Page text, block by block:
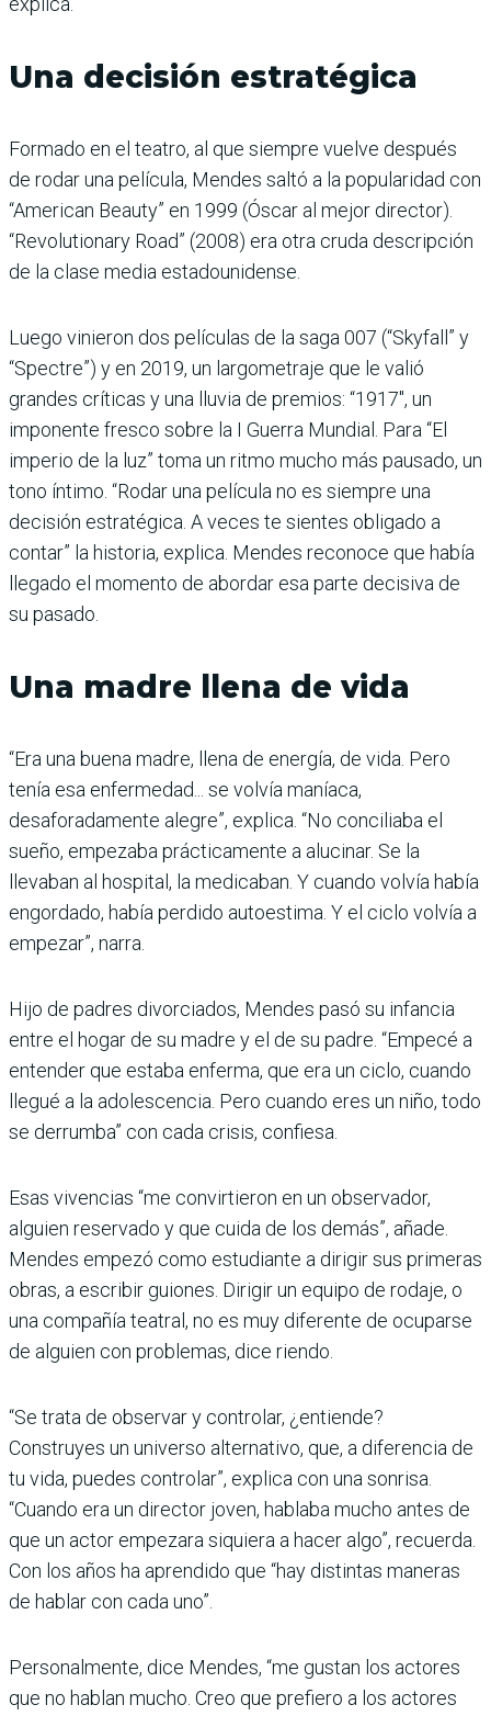
Una decisión estratégica
Formado en el teatro, al que siempre vuelve después
de rodar una película, Mendes saltó a la popularidad con
“American Beauty” en 1999 (Óscar al mejor director).
“Revolutionary Road” (2008) era otra cruda descripción
de la clase media estadounidense.
Luego vinieron dos películas de la saga 007 (“Skyfall” y
“Spectre”) y en 2019, un largometraje que le valió
grandes críticas y una lluvia de premios: “1917″, un
imponente fresco sobre la I Guerra Mundial. Para “El
imperio de la luz” toma un ritmo mucho más pausado, un
tono íntimo. “Rodar una película no es siempre una
decisión estratégica. A veces te sientes obligado a
contar” la historia, explica. Mendes reconoce que había
llegado el momento de abordar esa parte decisiva de
su pasado.
Una madre llena de vida
“Era una buena madre, llena de energía, de vida. Pero
tenía esa enfermedad... se volvía maníaca,
desaforadamente alegre”, explica. “No conciliaba el
sueño, empezaba prácticamente a alucinar. Se la
llevaban al hospital, la medicaban. Y cuando volvía había
engordado, había perdido autoestima. Y el ciclo volvía a
empezar”, narra.
Hijo de padres divorciados, Mendes pasó su infancia
entre el hogar de su madre y el de su padre. “Empecé a
entender que estaba enferma, que era un ciclo, cuando
llegué a la adolescencia. Pero cuando eres un niño, todo
se derrumba” con cada crisis, confiesa.
Esas vivencias “me convirtieron en un observador,
alguien reservado y que cuida de los demás”, añade.
Mendes empezó como estudiante a dirigir sus primeras
obras, a escribir guiones. Dirigir un equipo de rodaje, o
una compañía teatral, no es muy diferente de ocuparse
de alguien con problemas, dice riendo.
“Se trata de observar y controlar, ¿entiende?
Construyes un universo alternativo, que, a diferencia de
tu vida, puedes controlar”, explica con una sonrisa.
“Cuando era un director joven, hablaba mucho antes de
que un actor empezara siquiera a hacer algo”, recuerda.
Con los años ha aprendido que “hay distintas maneras
de hablar con cada uno”.
Personalmente, dice Mendes, “me gustan los actores
que no hablan mucho. Creo que prefiero a los actores